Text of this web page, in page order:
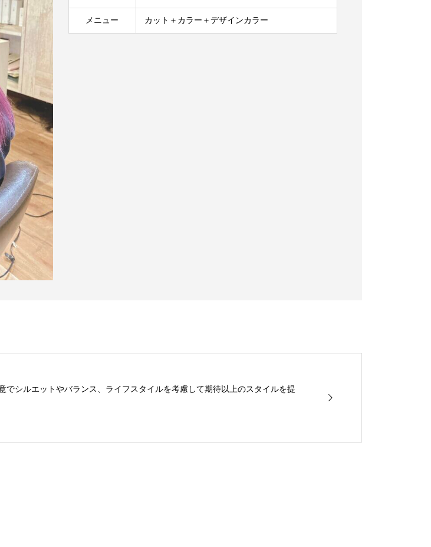
メニュー カット＋カラー＋デザインカラー
でシルエットやバランス、ライフスタイルを考慮して期待以上のスタイルを提